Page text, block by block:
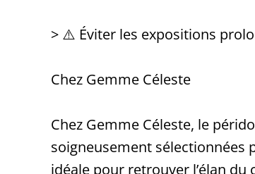
> ⚠️ Éviter les expositions
Chez Gemme Céleste
Chez Gemme Céleste, le
soigneusement sélectionnées
idéale pour retrouver l’élan